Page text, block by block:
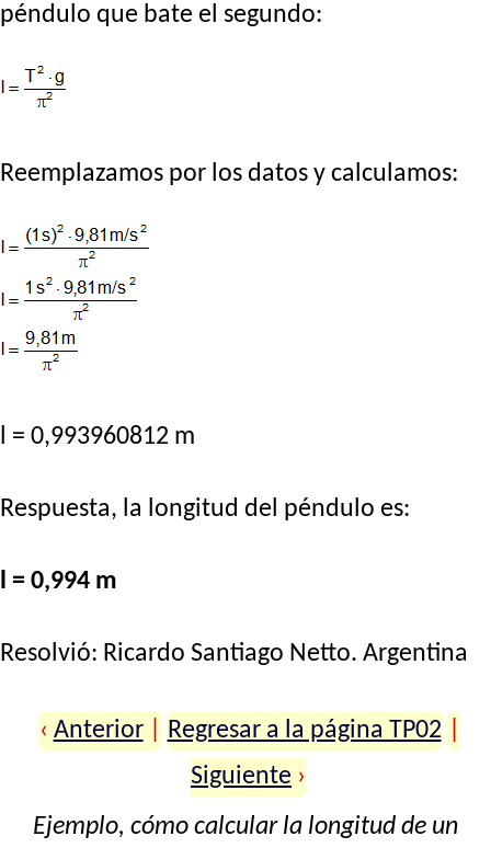
péndulo que bate el segundo:
Reemplazamos por los datos y calculamos:
l = 0,993960812 m
Respuesta, la longitud del péndulo es:
l = 0,994 m
Resolvió: Ricardo Santiago Netto. Argentina
‹ Anterior Regresar a la página TP02
Siguiente ›
Ejemplo, cómo calcular la longitud de un